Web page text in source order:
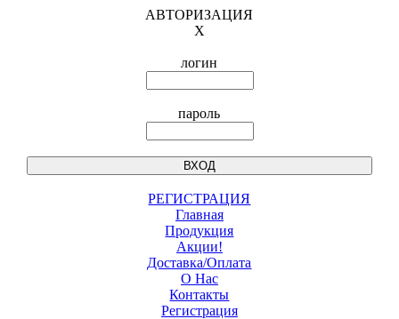
АВТОРИЗАЦИЯ
X
логин
пароль
РЕГИСТРАЦИЯ
Главная
Продукция
Акции!
Доставка/Оплата
О Нас
Контакты
Регистрация